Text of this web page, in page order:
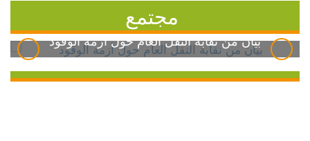
مجتمع
بيان من نقابة النقل العام حول أزمة الوقود